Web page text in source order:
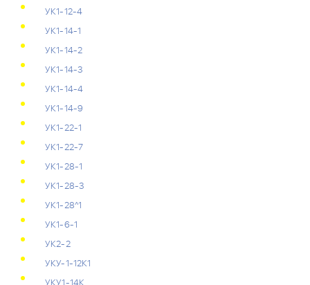
УК1-12-4
УК1-14-1
УК1-14-2
УК1-14-3
УК1-14-4
УК1-14-9
УК1-22-1
УК1-22-7
УК1-28-1
УК1-28-3
УК1-28^1
УК1-6-1
УК2-2
УКУ-1-12К1